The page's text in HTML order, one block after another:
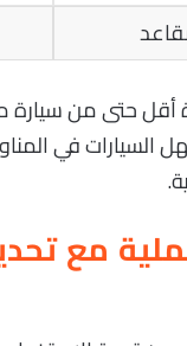
السيارات في
مع